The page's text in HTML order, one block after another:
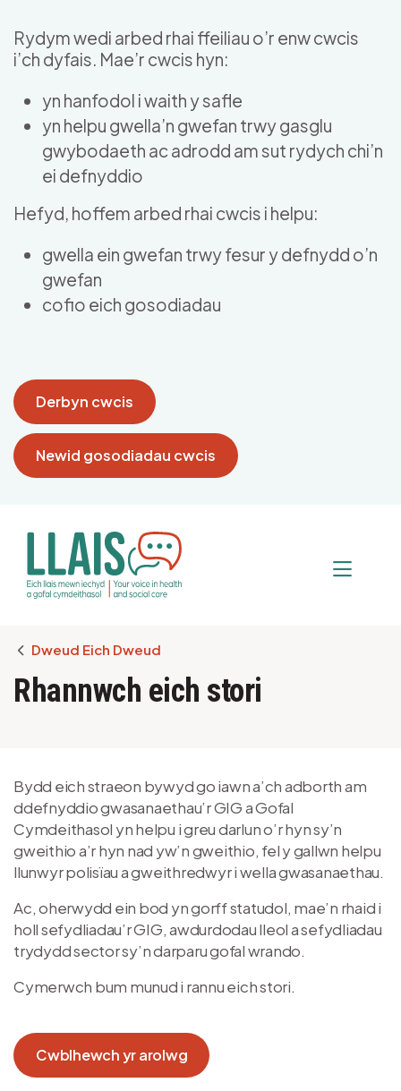
Rydym wedi arbed rhai ffeiliau o’r enw cwcis
i’ch dyfais. Mae’r cwcis hyn:
yn hanfodol i waith y safle
yn helpu gwella’n gwefan trwy gasglu
gwybodaeth ac adrodd am sut rydych chi’n
ei defnyddio
Hefyd, hoffem arbed rhai cwcis i helpu:
gwella ein gwefan trwy fesur y defnydd o’n
gwefan
cofio eich gosodiadau
Derbyn cwcis
Newid gosodiadau cwcis
Breadcrumb
Dweud Eich Dweud
Rhannwch eich stori
Bydd eich straeon bywyd go iawn a’ch adborth am
ddefnyddio gwasanaethau’r GIG a Gofal
Cymdeithasol yn helpu i greu darlun o’r hyn sy’n
gweithio a’r hyn nad yw’n gweithio, fel y gallwn helpu
llunwyr polisïau a gweithredwyr i wella gwasanaethau.
Ac, oherwydd ein bod yn gorff statudol, mae’n rhaid i
holl sefydliadau’r GIG, awdurdodau lleol a sefydliadau
trydydd sector sy’n darparu gofal wrando.
Cymerwch bum munud i rannu eich stori.
Cwblhewch yr arolwg